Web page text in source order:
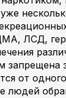
ЛСД,
от
людей